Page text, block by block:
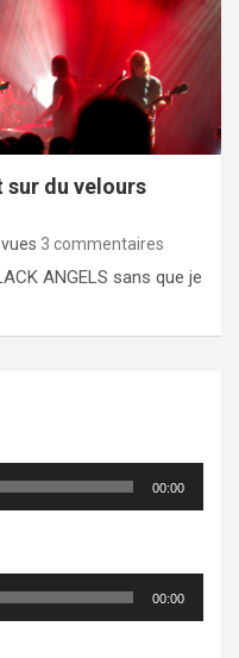
sur du velours
3 commentaires
ANGELS sans que je
00:00
00:00